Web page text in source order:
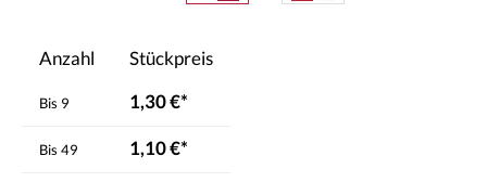
Anzahl Stückpreis
Bis 9 1,30 €*
Bis 49 1,10 €*